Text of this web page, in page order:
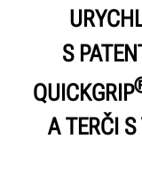
Konfigurace
Možnosti
Dokumenty
S
QUICKGRIP
A TERČI